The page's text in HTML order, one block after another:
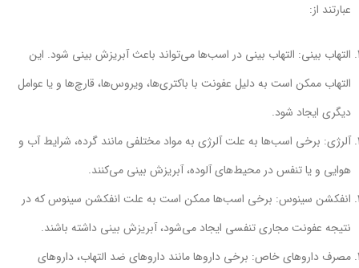
عبارتند از:
التهاب بینی: التهاب بینی در اسب‌ها می‌تواند باعث آبریزش بینی شود. این
التهاب ممکن است به دلیل عفونت با باکتری‌ها، ویروس‌ها، قارچ‌ها و یا عوامل
دیگری ایجاد شود.
آلرژی: برخی اسب‌ها به علت آلرژی به مواد مختلفی مانند گرده، شرایط آب و
هوایی و یا تنفس در محیط‌های آلوده، آبریزش بینی می‌کنند.
انفکشن سینوس: برخی اسب‌ها ممکن است به علت انفکشن سینوس که در
نتیجه عفونت مجاری تنفسی ایجاد می‌شود، آبریزش بینی داشته باشند.
مصرف داروهای خاص: برخی داروها مانند داروهای ضد التهاب، داروهای